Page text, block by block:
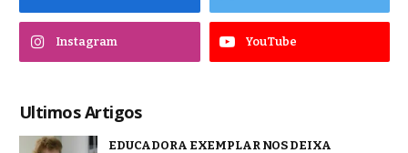
Instagram YouTube
Ultimos Artigos
EDUCADORA EXEMPLAR NOS DEIXA